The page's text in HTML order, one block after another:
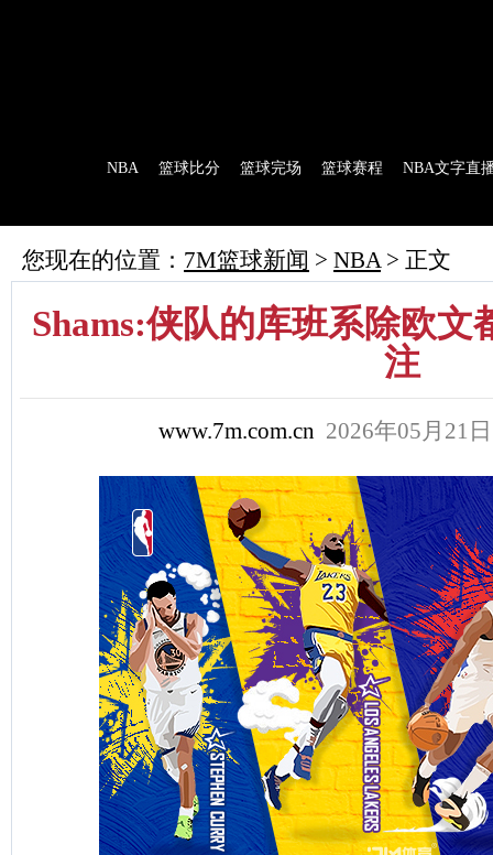
NBA 篮球比分 篮球完场 篮球赛程 NBA文字直
您现在的位置： 7M篮球新闻 > NBA> 正文
Shams:侠队的库班系除欧文
注
www.7m.com.cn 2026年05月21